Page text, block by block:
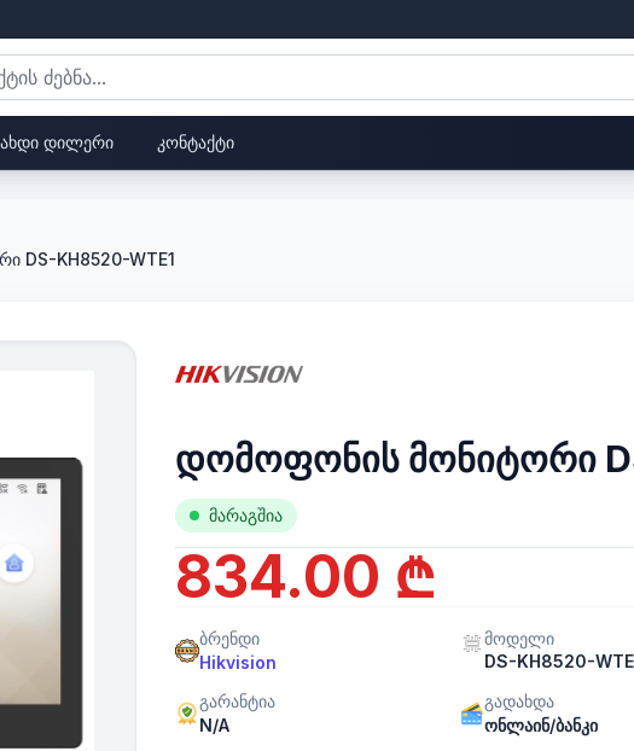
დილერი კონტაქტი
DS-KH8520-WTE1
დომოფონის მონიტორი
მარაგშია
834.00 ₾
ბრენდი
Hikvision
მოდელი
DS-KH8520-
გარანტია
N/A
გადახდა
ონლაინ/ბანკი